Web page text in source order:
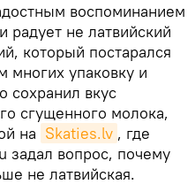
воспоминанием
радует не латвийский
который постарался
многих упаковку и
сохранил вкус
сгущенного молока,
на Skaties.lv , где
задал вопрос, почему
не латвийская.